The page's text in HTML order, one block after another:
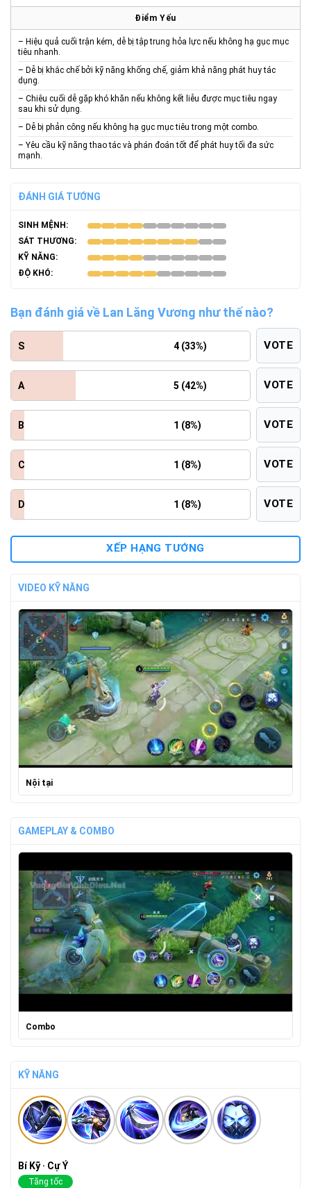
Điểm Yếu
– Hiệu quả cuối trận kém, dễ bị tập trung hỏa lực nếu không hạ gục mục
tiêu nhanh.
– Dễ bị khắc chế bởi kỹ năng khống chế, giảm khả năng phát huy tác
dụng.
– Chiêu cuối dễ gặp khó khăn nếu không kết liễu được mục tiêu ngay
sau khi sử dụng.
– Dễ bị phản công nếu không hạ gục mục tiêu trong một combo.
– Yêu cầu kỹ năng thao tác và phán đoán tốt để phát huy tối đa sức
mạnh.
ĐÁNH GIÁ TƯỚNG
SINH MỆNH:
SÁT THƯƠNG:
KỸ NĂNG:
ĐỘ KHÓ:
Bạn đánh giá về Lan Lăng Vương như thế nào?
S 4 (33%) VOTE
A 5 (42%) VOTE
B 1 (8%) VOTE
C 1 (8%) VOTE
D 1 (8%) VOTE
XẾP HẠNG TƯỚNG
VIDEO KỸ NĂNG
Nội tại
GAMEPLAY & COMBO
Combo
KỸ NĂNG
Bí Kỹ · Cự Ý
Tăng tốc